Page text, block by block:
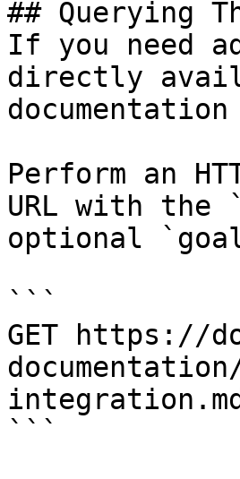
## Querying
If you need
directly
Perform an
URL with the
optional
```
GET https://
```